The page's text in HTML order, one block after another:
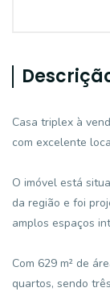
Casa triplex à
com excelente
O imóvel está
da região e foi
amplos espaços
Com 629 m² de
quartos, sendo